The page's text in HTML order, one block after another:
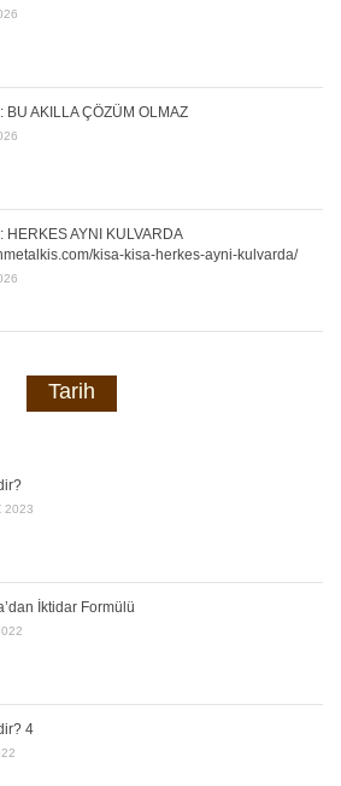
BU AKILLA ÇÖZÜM OLMAZ
HERKES AYNI KULVARDA
kisa-kisa-herkes-ayni-kulvarda/
Tarih
2023
İktidar Formülü
4